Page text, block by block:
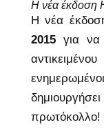
Η νέα έκδοση
Η νέα
2015για να